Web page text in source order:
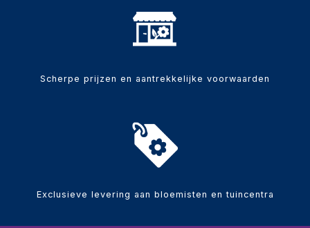
Scherpe prijzen en aantrekkelijke voorwaarden
Exclusieve levering aan bloemisten en tuincentra